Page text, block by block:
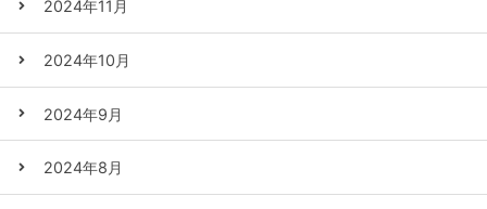
2024年11月
2024年10月
2024年9月
2024年8月